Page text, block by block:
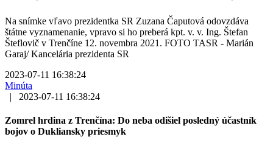
Na snímke vľavo prezidentka SR Zuzana Čaputová odovzdáva
štátne vyznamenanie, vpravo si ho preberá kpt. v. v. Ing. Štefan
Šteflovič v Trenčíne 12. novembra 2021. FOTO TASR - Marián
Garaj/ Kancelária prezidenta SR
2023-07-11 16:38:24
Minúta
|
2023-07-11 16:38:24
Zomrel hrdina z Trenčína: Do neba odišiel posledný účastník
bojov o Dukliansky priesmyk